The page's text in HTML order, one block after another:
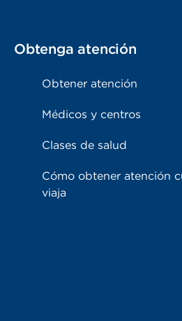
Obtenga atención
Obtener atención
Médicos y centros
Clases de salud
Cómo obtener atención
viaja